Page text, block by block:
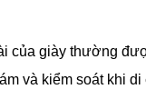
của giày thường
và kiểm soát khi